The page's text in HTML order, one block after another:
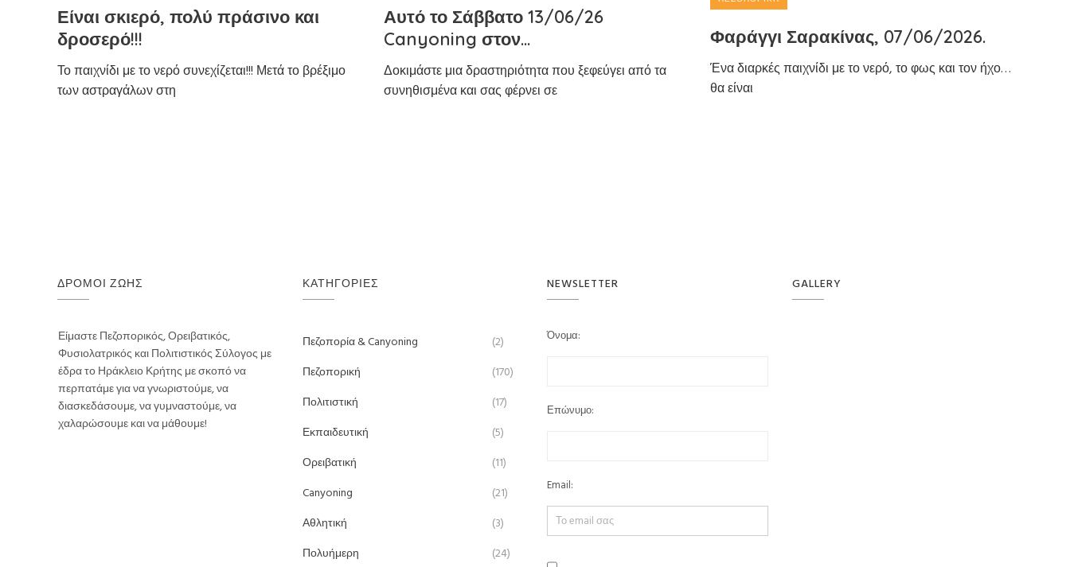
Είναι σκιερό, πολύ πράσινο και
δροσερό!!!
Το παιχνίδι με το νερό συνεχίζεται!!! Μετά το βρέξιμο
των αστραγάλων στη
Αυτό το Σάββατο 13/06/26
Canyoning στον…
Δοκιμάστε μια δραστηριότητα που ξεφεύγει από τα
συνηθισμένα και σας φέρνει σε
Φαράγγι Σαρακίνας, 07/06/2026.
Ένα διαρκές παιχνίδι με το νερό, το φως και τον ήχο…
θα είναι
ΔΡΌΜΟΙ ΖΩΉΣ
Είμαστε Πεζοπορικός, Ορειβατικός,
Φυσιολατρικός και Πολιτιστικός Σύλογος με
έδρα το Ηράκλειο Κρήτης με σκοπό να
περπατάμε για να γνωριστούμε, να
διασκεδάσουμε, να γυμναστούμε, να
χαλαρώσουμε και να μάθουμε!
ΚΑΤΗΓΟΡΊΕΣ
Πεζοπορία & Canyoning
(2)
Πεζοπορική
(170)
Πολιτιστική
(17)
Εκπαιδευτική
(5)
Ορειβατική
(11)
Canyoning
(21)
Αθλητική
(3)
Πολυήμερη
(24)
NEWSLETTER
Όνομα:
Επώνυμο:
Email:
GALLERY